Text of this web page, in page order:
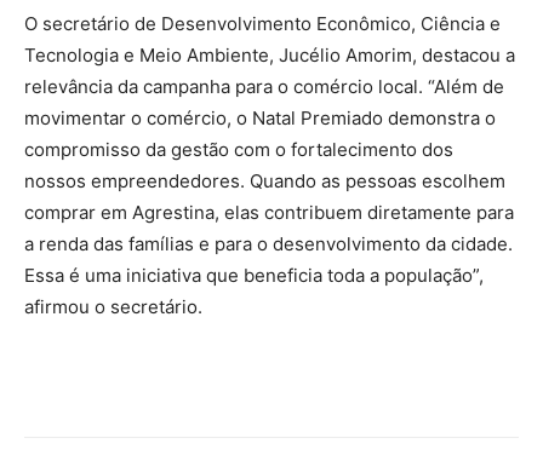
O secretário de Desenvolvimento Econômico, Ciência e
Tecnologia e Meio Ambiente, Jucélio Amorim, destacou a
relevância da campanha para o comércio local. “Além de
movimentar o comércio, o Natal Premiado demonstra o
compromisso da gestão com o fortalecimento dos
nossos empreendedores. Quando as pessoas escolhem
comprar em Agrestina, elas contribuem diretamente para
a renda das famílias e para o desenvolvimento da cidade.
Essa é uma iniciativa que beneficia toda a população”,
afirmou o secretário.